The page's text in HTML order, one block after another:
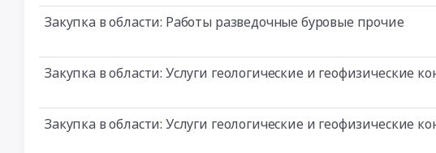
Закупка в области: Работы разведочные буровые прочие
Закупка в области: Услуги геологические и геофизические
Закупка в области: Услуги геологические и геофизические